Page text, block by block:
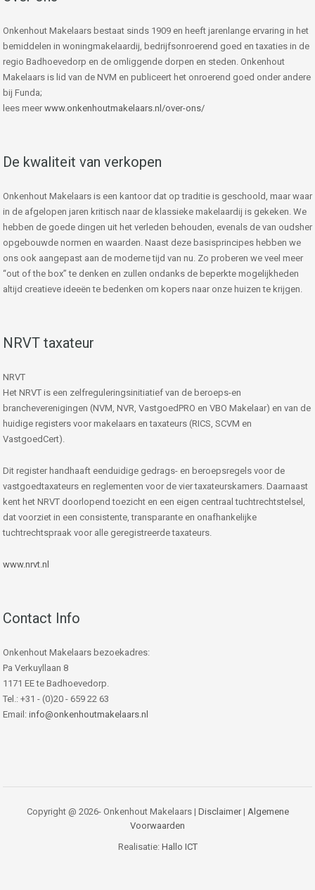
Onkenhout Makelaars bestaat sinds 1909 en heeft jarenlange ervaring in het
bemiddelen in woningmakelaardij, bedrijfsonroerend goed en taxaties in de
regio Badhoevedorp en de omliggende dorpen en steden. Onkenhout
Makelaars is lid van de NVM en publiceert het onroerend goed onder andere
bij Funda;
lees meer www.onkenhoutmakelaars.nl/over-ons/
De kwaliteit van verkopen
Onkenhout Makelaars is een kantoor dat op traditie is geschoold, maar waar
in de afgelopen jaren kritisch naar de klassieke makelaardij is gekeken. We
hebben de goede dingen uit het verleden behouden, evenals de van oudsher
opgebouwde normen en waarden. Naast deze basisprincipes hebben we
ons ook aangepast aan de moderne tijd van nu. Zo proberen we veel meer
“out of the box” te denken en zullen ondanks de beperkte mogelijkheden
altijd creatieve ideeën te bedenken om kopers naar onze huizen te krijgen.
NRVT taxateur
NRVT
Het NRVT is een zelfreguleringsinitiatief van de beroeps-en
brancheverenigingen (NVM, NVR, VastgoedPRO en VBO Makelaar) en van de
huidige registers voor makelaars en taxateurs (RICS, SCVM en
VastgoedCert).
Dit register handhaaft eenduidige gedrags- en beroepsregels voor de
vastgoedtaxateurs en reglementen voor de vier taxateurskamers. Daarnaast
kent het NRVT doorlopend toezicht en een eigen centraal tuchtrechtstelsel,
dat voorziet in een consistente, transparante en onafhankelijke
tuchtrechtspraak voor alle geregistreerde taxateurs.
www.nrvt.nl
Contact Info
Onkenhout Makelaars bezoekadres:
Pa Verkuyllaan 8
1171 EE te Badhoevedorp.
Tel.: +31 - (0)20 - 659 22 63
Email: info@onkenhoutmakelaars.nl
Copyright @ 2026- Onkenhout Makelaars | Disclaimer| Algemene
Voorwaarden
Realisatie: Hallo ICT